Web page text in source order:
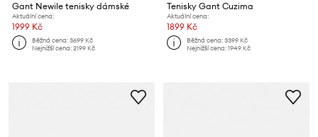
Gant Newile tenisky dámské
Aktuální cena:
1999 Kč
Běžná cena:3699 Kč
Nejnižší cena:2199 Kč
Tenisky Gant Cuzima
Aktuální cena:
1899 Kč
Běžná cena:3399 Kč
Nejnižší cena:1949 Kč